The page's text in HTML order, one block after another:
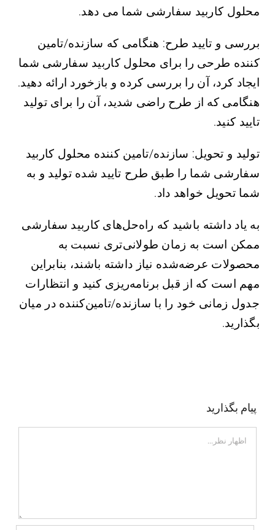
محلول کاربید سفارشی شما می دهد.
بررسی و تایید طرح: هنگامی که سازنده/تامین
کننده طرحی را برای محلول کاربید سفارشی شما
ایجاد کرد، آن را بررسی کرده و بازخورد ارائه دهید.
هنگامی که از طرح راضی شدید، آن را برای تولید
تایید کنید.
تولید و تحویل: سازنده/تامین کننده محلول کاربید
سفارشی شما را طبق طرح تایید شده تولید و به
شما تحویل خواهد داد.
به یاد داشته باشید که راه‌حل‌های کاربید سفارشی
ممکن است به زمان طولانی‌تری نسبت به
محصولات عرضه‌شده نیاز داشته باشند، بنابراین
مهم است که از قبل برنامه‌ریزی کنید و انتظارات
جدول زمانی خود را با سازنده/تامین‌کننده در میان
بگذارید.
پیام بگذارید
اظهار